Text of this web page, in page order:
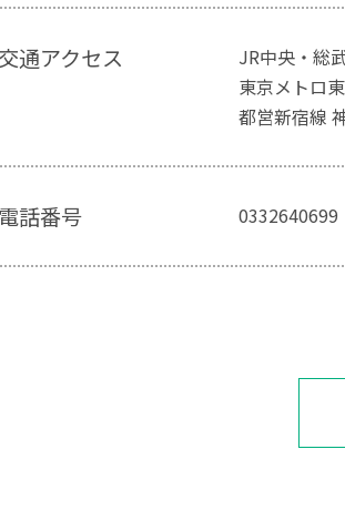
交通アクセス
JR中央・総
東京メトロ
都営新宿線
電話番号 0332640699